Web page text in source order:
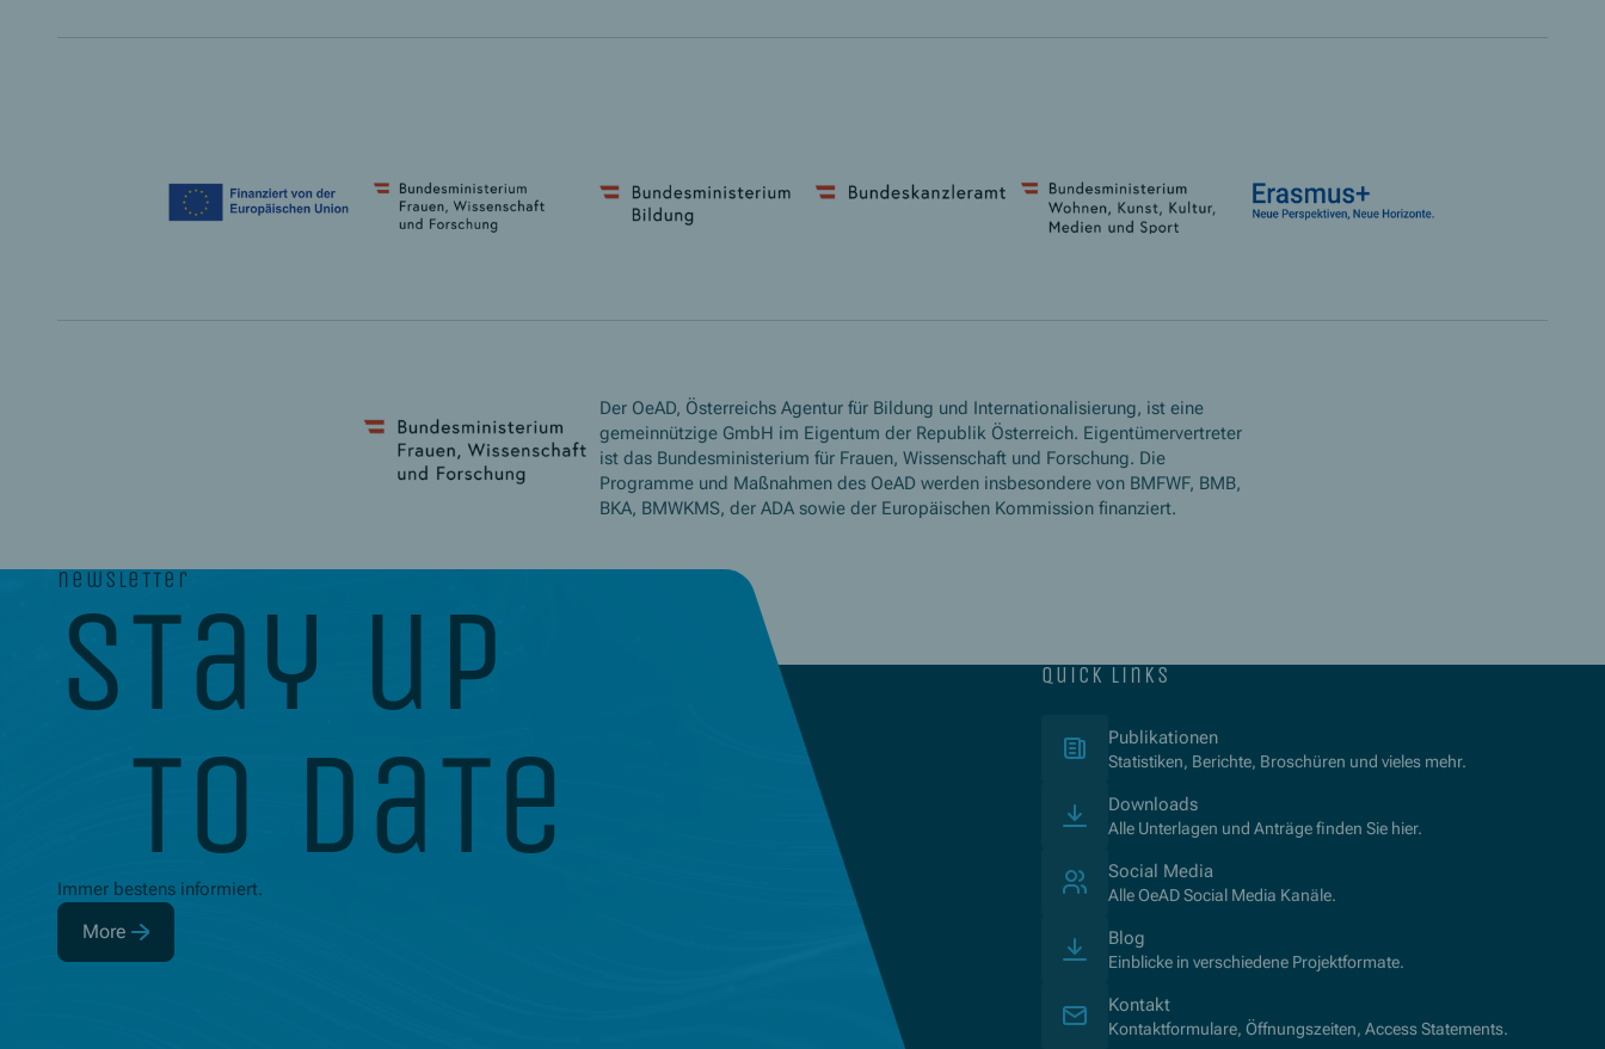
Der OeAD, Österreichs Agentur für Bildung und Internationalisierung, ist eine
gemeinnützige GmbH im Eigentum der Republik Österreich. Eigentümervertreter
ist das Bundesministerium für Frauen, Wissenschaft und Forschung. Die
Programme und Maßnahmen des OeAD werden insbesondere von BMFWF, BMB,
BKA, BMWKMS, der ADA sowie der Europäischen Kommission finanziert.
newsletter
stay up
to date
Immer bestens informiert.
More
(Opens in new window)
quick links
Publikationen(Opens in new window)
Statistiken, Berichte, Broschüren und vieles mehr.
Downloads
Alle Unterlagen und Anträge finden Sie hier.
Social Media
Alle OeAD Social Media Kanäle.
Blog
Einblicke in verschiedene Projektformate.
Kontakt
Kontaktformulare, Öffnungszeiten, Access Statements.